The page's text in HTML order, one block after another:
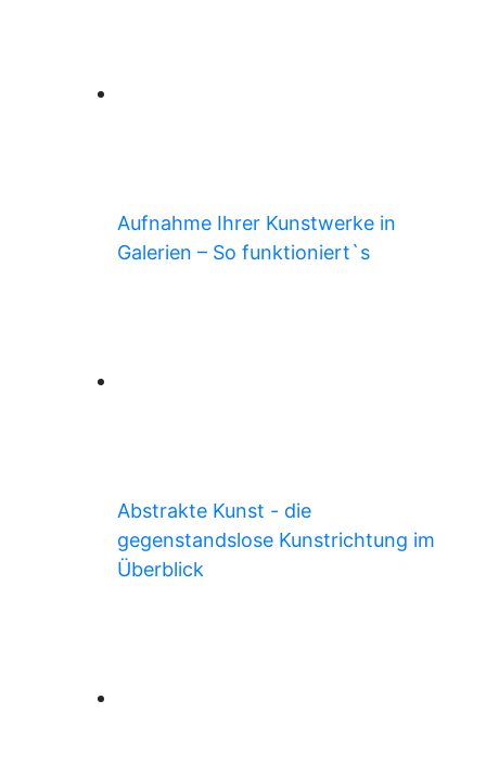
Aufnahme Ihrer Kunstwerke in
Galerien – So funktioniert`s
Abstrakte Kunst - die
gegenstandslose Kunstrichtung im
Überblick